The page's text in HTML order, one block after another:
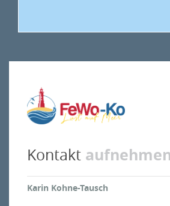
Kontakt
Karin Kohne-Tausch